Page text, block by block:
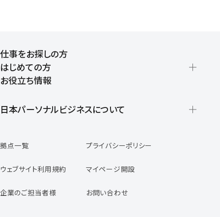
仕事をお探しの方
はじめての方
登録から就業開始までの流れ
お役立ち情報
日本パーソナルビジネスについて
スタッフの声
専任コンサルタントの声
福利厚生のご案内
拠点一覧 プライバシーポリシー
ウェブサイト利用規約 マイページ開設
企業のご担当者様 お問い合わせ